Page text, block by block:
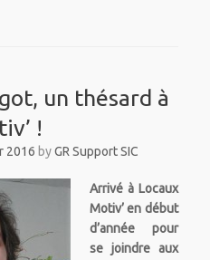
un thésard à
!
2016 byGR Support SIC
Arrivé à Locaux
Motiv’ en début
d’année pour
se joindre aux